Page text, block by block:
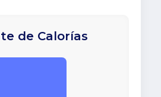
de Calorías